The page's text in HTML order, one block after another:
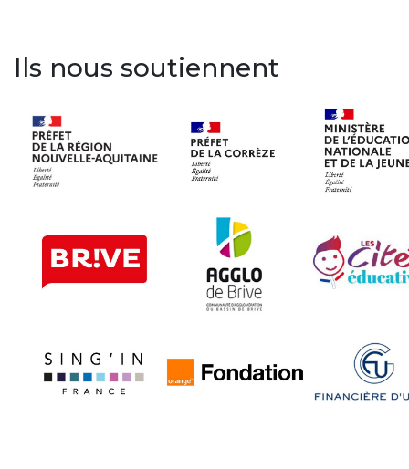
Ils nous soutiennent